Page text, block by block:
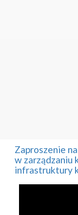
Zaproszenie
w zarządzaniu
infrastruktury